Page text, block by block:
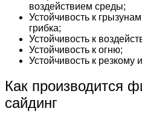
воздействием среды;
Устойчивость к
грибка;
Устойчивость к
Устойчивость к огню;
Устойчивость к резкому
Как производится
сайдинг